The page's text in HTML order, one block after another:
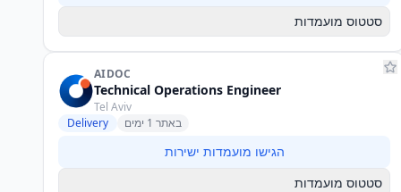
סטטוס מועמדות
AIDOC
Technical Operations Engineer
Tel Aviv
Delivery
באתר 1 ימים
הגישו מועמדות ישירות
סטטוס מועמדות